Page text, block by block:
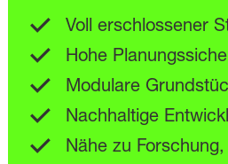
Voll erschlossener
Hohe
Modulare
Nachhaltige
Nähe zu